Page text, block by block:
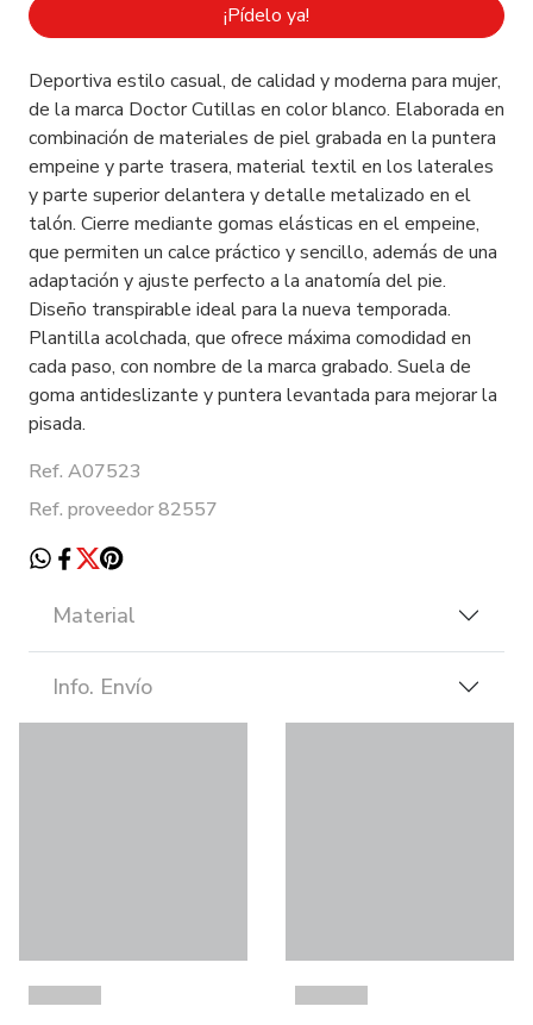
¡Pídelo ya!
Deportiva estilo casual, de calidad y moderna para mujer,
de la marca Doctor Cutillas en color blanco. Elaborada en
combinación de materiales de piel grabada en la puntera
empeine y parte trasera, material textil en los laterales
y parte superior delantera y detalle metalizado en el
talón. Cierre mediante gomas elásticas en el empeine,
que permiten un calce práctico y sencillo, además de una
adaptación y ajuste perfecto a la anatomía del pie.
Diseño transpirable ideal para la nueva temporada.
Plantilla acolchada, que ofrece máxima comodidad en
cada paso, con nombre de la marca grabado. Suela de
goma antideslizante y puntera levantada para mejorar la
pisada.
Ref. A07523
Ref. proveedor 82557
Material
Info. Envío